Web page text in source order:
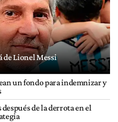
de Lionel Messi
un fondo para indemnizar y
después de la derrota en el